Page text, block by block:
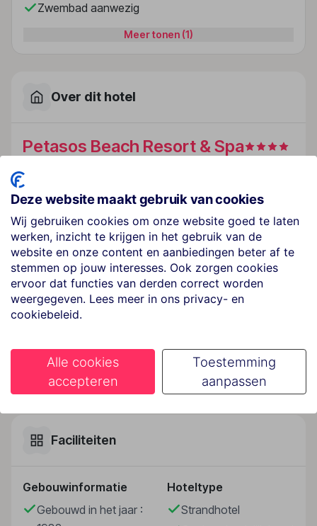
Zwembad aanwezig
Meer tonen (1)
Over dit hotel
Petasos Beach Resort & Spa
Ligging
Het hotel ligt op een schiereiland en biedt u een
heerlijk uitzicht op het heldere water van de Egeïsche
Zee. De stad Mykonos bereikt u na ongeveer 4 km.
Hotelfaciliteiten
Op de gasten wachten 133 niet-rokerskamers, die
over twee 2 verdiepingen tellende gebouwen zijn
graag bij alle vragen behulpzaam. Service zoals een
bagagedepot, een kluis en een wisselkantoor draagt
bij tot een comfortabel verblijf. In de openbare ruimtes
verblijf kunnen in de souvenirwinkel worden
voorzieningen van het complex behoort een tv-
ruimte. Desgewenst beschikken de reizigers over
Faciliteiten
Gebouwinformatie
Gebouwd in het jaar :
Hoteltype
Strandhotel
Deze website maakt gebruik van cookies
Wij gebruiken cookies om onze website goed te laten
werken, inzicht te krijgen in het gebruik van de
website en onze content en aanbiedingen beter af te
stemmen op jouw interesses. Ook zorgen cookies
ervoor dat functies van derden correct worden
weergegeven. Lees meer in ons privacy- en
cookiebeleid.
Alle cookies
accepteren
Toestemming
aanpassen